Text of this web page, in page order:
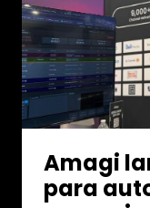
Amagi
para